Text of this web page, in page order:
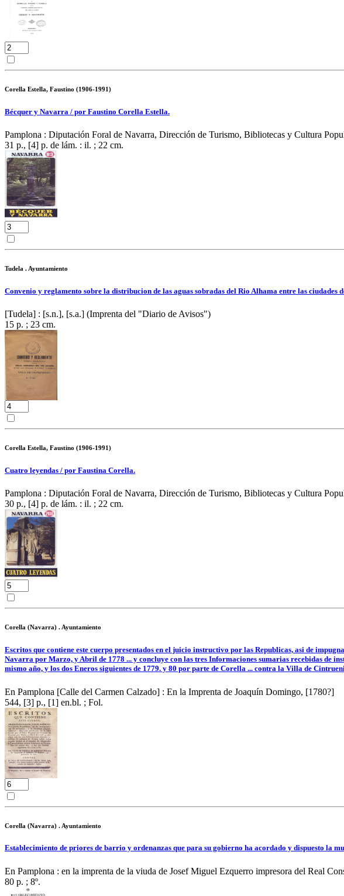
Corella Estella, Faustino (1906-1991)
Bécquer y Navarra / por Faustino Corella Estella.
Pamplona : Diputación Foral de Navarra, Dirección de Turismo, Bibliotecas y Cultura
31 p., [4] p. de lám. : il. ; 22 cm.
Tudela . Ayuntamiento
Convenio y reglamento sobre la distribucion de las aguas sobradas del Rio Alhama entre las
[Tudela] : [s.n.], [s.a.] (Imprenta del "Diario de Avisos")
15 p. ; 23 cm.
Corella Estella, Faustino (1906-1991)
Cuatro leyendas / por Faustina Corella.
Pamplona : Diputación Foral de Navarra, Dirección de Turismo, Bibliotecas y Cultura
30 p., [4] p. de lám. : il. ; 22 cm.
Corella (Navarra) . Ayuntamiento
Escritos que contiene este cuerpo presentados en el juicio instructivo por las Republicas, asi de
Navarra por Marzo, y Abril de 1778 ... y concluye con las tres Informaciones sumarias recebidas de
mismo año, y los dos Eneros siguientes de 1779. y 80 por parte de Corella ... contra la Villa de
En Pamplona [Calle del Carmen Calzado] : En la Imprenta de Joaquín Domingo, [1780?]
544, [3] p., [1] en.bl. ; Fol.
Corella (Navarra) . Ayuntamiento
Establecimiento de priores de barrio y ordenanzas que para su gobierno ha acordado y dispuesto la
En Pamplona : en la imprenta de la viuda de Josef Miguel Ezquerro impresora del Real
80 p. ; 8º.